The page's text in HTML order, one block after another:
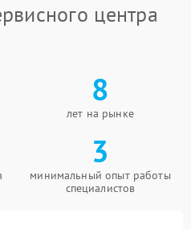
центра
8
лет на рынке
3
минимальный опыт работы
специалистов